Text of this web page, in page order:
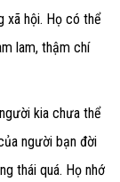
xã hội. Họ có thể
lam, thậm chí
kia chưa thể
người bạn đời
thái quá. Họ nhớ